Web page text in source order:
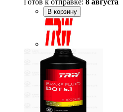
В корзину